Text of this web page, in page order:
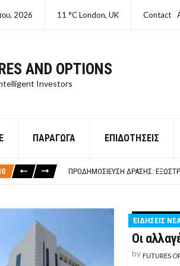
2026 11 °C London, UK Contact
AND OPTIONS
Investors
ΠΑΡΆΓΩΓΑ ΕΠΙΔΟΤΉΣΕΙΣ
ΠΡΟΔΗΜΟΣΊΕΥΣΗ ΔΡΆΣΗΣ:
ΤΙ ΕΊΝΑΙ ΧΡΉΜΑ ΚΕΦΑΛΑΙΟ 8Ο
ΤΑΜΕΊΟ ΜΙΚΡΟΠΙΣΤΏΣΕΩΝ
ΕΙΔΗΣΕΙΣ
Οι
by FUTURES